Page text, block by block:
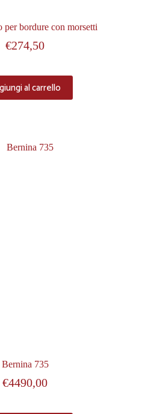
per bordure con morsetti
€274,50
al carrello
Bernina 735
€4490,00